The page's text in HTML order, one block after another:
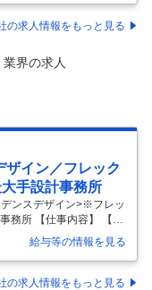
模／本業部門では20年
優良企業】 ■業務内容：
庁が発注する公共事業
具体的な仕事内容と
の求人情報をもっと見る
界の求人
ザイン／フレック
手設計事務所
ンスデザイン>※フレッ
務所 【仕事内容】 【日
クス／土日祝休／年休
容】 ～年間休日125日
事務所～ ■業務内容 当
として参画いただきま
給与等の情報を見る
の求人情報をもっと見る